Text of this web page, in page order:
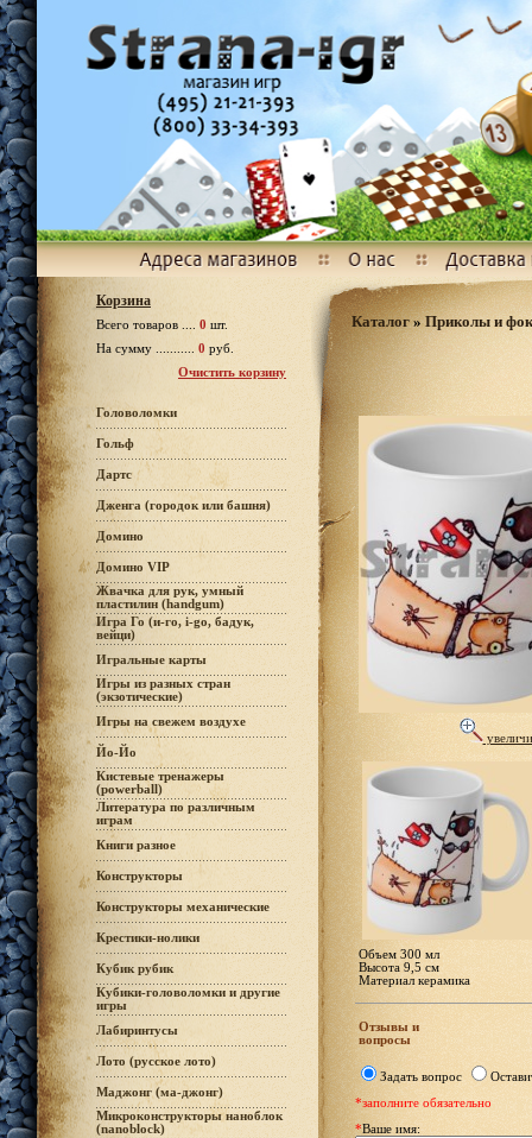
Корзина
Всего товаров .... 0 шт.
На сумму ........... 0 руб.
Очистить корзину
Головоломки
Гольф
Дартс
Дженга (городок или башня)
Домино
Домино VIP
Жвачка для рук, умный
пластилин (handgum)
Игра Го (и-го, i-go, бадук,
вейци)
Игральные карты
Игры из разных стран
(экзотические)
Игры на свежем воздухе
Йо-Йо
Кистевые тренажеры
(powerball)
Литература по различным
играм
Книги разное
Конструкторы
Конструкторы механические
Крестики-нолики
Кубик рубик
Кубики-головоломки и другие
игры
Лабиринтусы
Лото (русское лото)
Маджонг (ма-джонг)
Микроконструкторы наноблок
(nanoblock)
Каталог»Приколы и
Объем 300 мл
Высота 9,5 см
Материал керамика
Отзывы и
вопросы
Задать вопрос
*заполните обязательно
*Ваше имя: